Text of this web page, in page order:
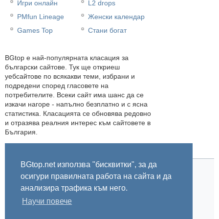
BGtop.net използва "бисквитки", за да
осигури правилната работа на сайта и да
анализира трафика към него.
Научи повече
Игри онлайн
PMfun Lineage
Games Top
L2 drops
Женски календар
Стани богат
BGtop e най-популярната класация за
български сайтове. Тук ще откриеш
уебсайтове по всякакви теми, избрани и
подредени според гласовете на
потребителите. Всеки сайт има шанс да се
изкачи нагоре - напълно безплатно и с ясна
статистика. Класацията се обновява редовно
и отразява реалния интерес към сайтовете в
България.
Начало Правила За BGtop.net
Пишете ни
Линк за гласуване
Бисквитки Поверителност
© 2002-2026 BGtop.net